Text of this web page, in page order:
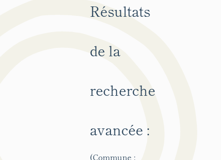
Résultats
de la
recherche
avancée :
(Commune :